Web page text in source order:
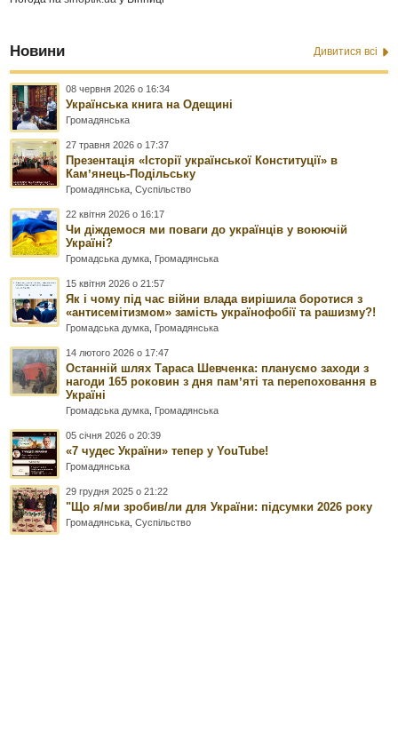
Новини Дивитися всі
08 червня 2026 о 16:34
Українська книга на Одещині
Громадянська
27 травня 2026 о 17:37
Презентація «Історії української Конституції» в
Камʼянець-Подільську
Громадянська,Суспільство
22 квітня 2026 о 16:17
Чи діждемося ми поваги до українців у воюючій
Україні?
Громадська думка, Громадянська
15 квітня 2026 о 21:57
Як і чому під час війни влада вирішила боротися з
«антисемітизмом» замість українофобії та рашизму?!
Громадська думка, Громадянська
14 лютого 2026 о 17:47
Останній шлях Тараса Шевченка: плануємо заходи з
нагоди 165 роковин з дня памʼяті та перепоховання в
Україні
Громадська думка, Громадянська
05 січня 2026 о 20:39
«7 чудес України» тепер у YouTube!
Громадянська
29 грудня 2025 о 21:22
"Що я/ми зробив/ли для України: підсумки 2026 року
Громадянська,Суспільство